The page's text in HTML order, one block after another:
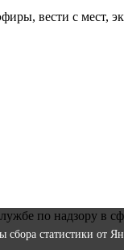
вести с мест,
по надзору
статистики от